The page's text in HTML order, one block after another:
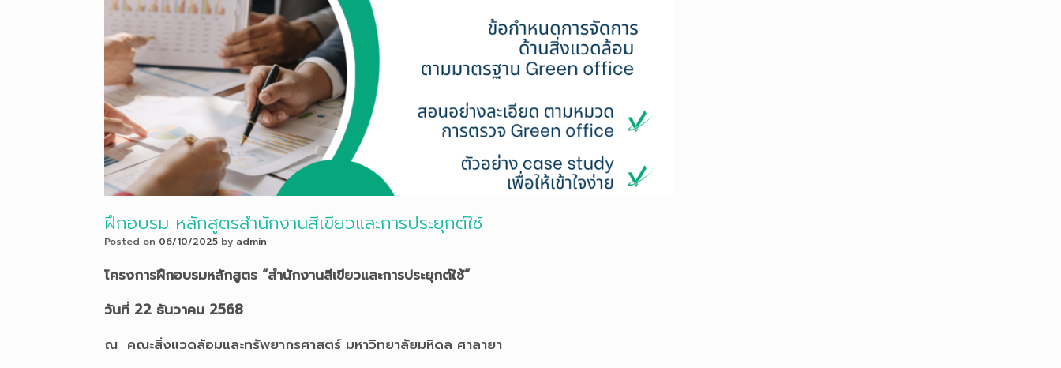
ฝึกอบรม หลักสูตรสำนักงานสีเขียวและการประยุกต์ใช้
Posted on 06/10/2025 by admin
โครงการฝึกอบรมหลักสูตร “สำนักงานสีเขียวและการประยุกต์ใช้”
วันที่ 22 ธันวาคม 2568
ณ คณะสิ่งแวดล้อมและทรัพยากรศาสตร์ มหาวิทยาลัยมหิดล ศาลายา